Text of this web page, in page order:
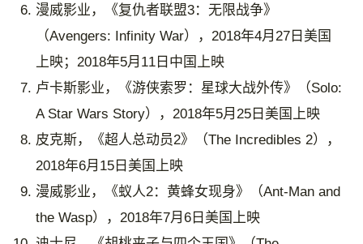
漫威影业，《复仇者联盟3：无限战争》
（Avengers: Infinity War），2018年4月27日美国
上映；2018年5月11日中国上映
卢卡斯影业，《游侠索罗：星球大战外传》（Solo:
A Star Wars Story），2018年5月25日美国上映
皮克斯，《超人总动员2》（The Incredibles 2），
2018年6月15日美国上映
漫威影业，《蚁人2：黄蜂女现身》（Ant-Man and
the Wasp），2018年7月6日美国上映